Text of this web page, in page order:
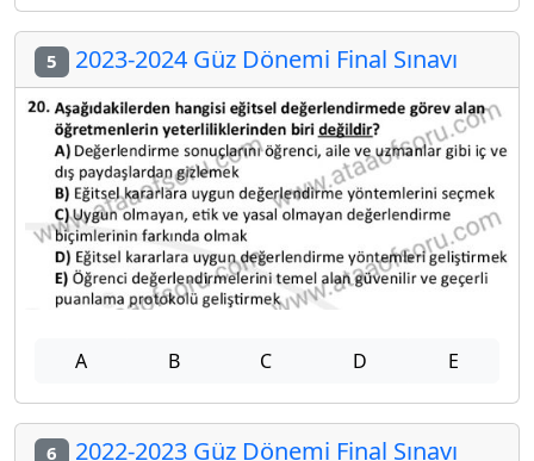
5 2023-2024 Güz Dönemi Final Sınavı
A B C D E
6 2022-2023 Güz Dönemi Final Sınavı